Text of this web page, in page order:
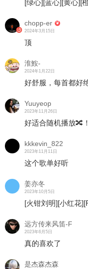
[绿心][蓝心][黄心][
chopp-er
2024年3月15日
顶
淮鮟-
2024年1月22日
好舒服，每首都好
Yuuyeop
2023年11月26日
好适合随机播放🔀！
kkkevin_822
2023年11月11日
这个歌单好听
姜亦冬
2023年10月5日
[火钳刘明][小红花]
远方传来风笛-F
2023年6月5日
真的喜欢了
是杰森杰森